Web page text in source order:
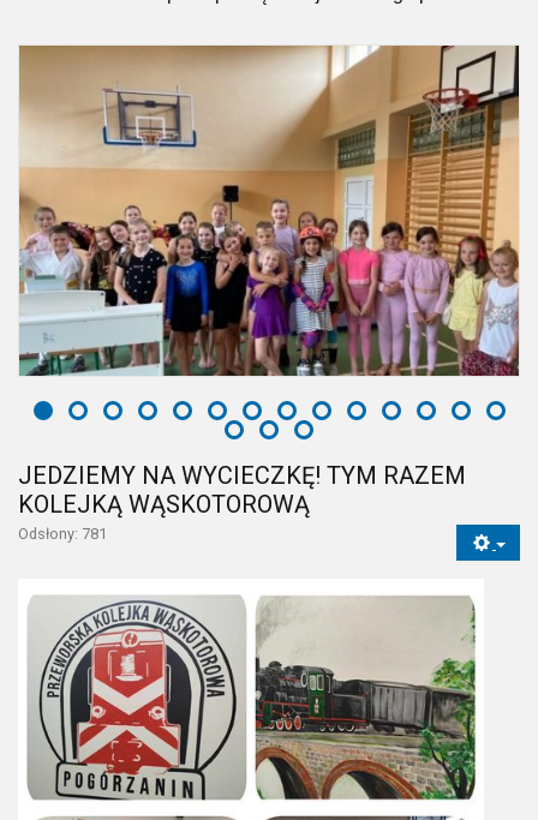
JEDZIEMY NA WYCIECZKĘ! TYM RAZEM
KOLEJKĄ WĄSKOTOROWĄ
Odsłony: 781